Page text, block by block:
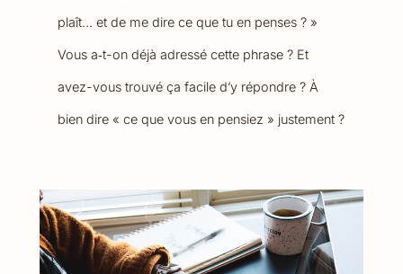
plaît… et de me dire ce que tu en penses ? »
Vous a‑t-on déjà adressé cette phrase ? Et
avez-vous trouvé ça facile d’y répondre ? À
bien dire « ce que vous en pensiez » justement ?